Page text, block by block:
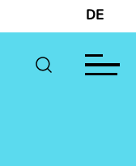
DE